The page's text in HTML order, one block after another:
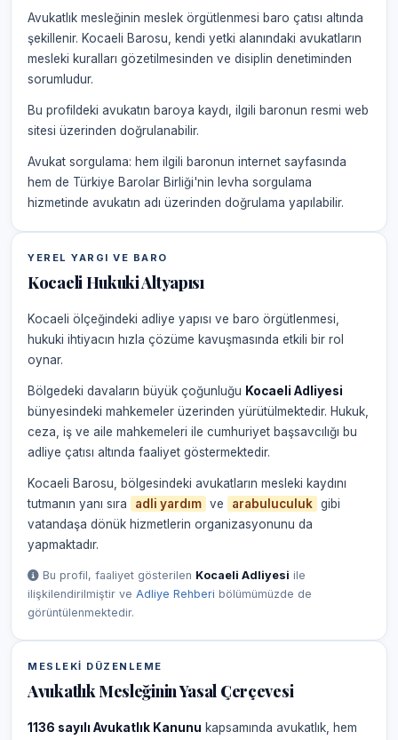
Avukatlık mesleğinin meslek örgütlenmesi baro çatısı altında
şekillenir. Kocaeli Barosu, kendi yetki alanındaki avukatların
mesleki kuralları gözetilmesinden ve disiplin denetiminden
sorumludur.
Bu profildeki avukatın baroya kaydı, ilgili baronun resmi web
sitesi üzerinden doğrulanabilir.
Avukat sorgulama: hem ilgili baronun internet sayfasında
hem de Türkiye Barolar Birliği'nin levha sorgulama
hizmetinde avukatın adı üzerinden doğrulama yapılabilir.
YEREL YARGI VE BARO
Kocaeli Hukuki Altyapısı
Kocaeli ölçeğindeki adliye yapısı ve baro örgütlenmesi,
hukuki ihtiyacın hızla çözüme kavuşmasında etkili bir rol
oynar.
Bölgedeki davaların büyük çoğunluğu Kocaeli Adliyesi
bünyesindeki mahkemeler üzerinden yürütülmektedir. Hukuk,
ceza, iş ve aile mahkemeleri ile cumhuriyet başsavcılığı bu
adliye çatısı altında faaliyet göstermektedir.
Kocaeli Barosu, bölgesindeki avukatların mesleki kaydını
tutmanın yanı sıra
adli yardım ve arabuluculuk gibi
vatandaşa dönük hizmetlerin organizasyonunu da
yapmaktadır.
Bu profil, faaliyet gösterilen Kocaeli Adliyesi ile
ilişkilendirilmiştir ve Adliye Rehberi bölümümüzde de
görüntülenmektedir.
MESLEKI DÜZENLEME
Avukatlık Mesleğinin Yasal Çerçevesi
1136 sayılı Avukatlık Kanunu kapsamında avukatlık, hem